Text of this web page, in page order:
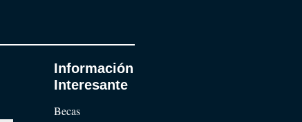
Información
Interesante
Becas